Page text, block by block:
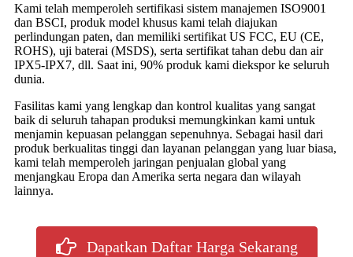
Kami telah memperoleh sertifikasi sistem manajemen ISO9001
dan BSCI, produk model khusus kami telah diajukan
perlindungan paten, dan memiliki sertifikat US FCC, EU (CE,
ROHS), uji baterai (MSDS), serta sertifikat tahan debu dan air
IPX5-IPX7, dll. Saat ini, 90% produk kami diekspor ke seluruh
dunia.
Fasilitas kami yang lengkap dan kontrol kualitas yang sangat
baik di seluruh tahapan produksi memungkinkan kami untuk
menjamin kepuasan pelanggan sepenuhnya. Sebagai hasil dari
produk berkualitas tinggi dan layanan pelanggan yang luar biasa,
kami telah memperoleh jaringan penjualan global yang
menjangkau Eropa dan Amerika serta negara dan wilayah
lainnya.
Dapatkan Daftar Harga Sekarang